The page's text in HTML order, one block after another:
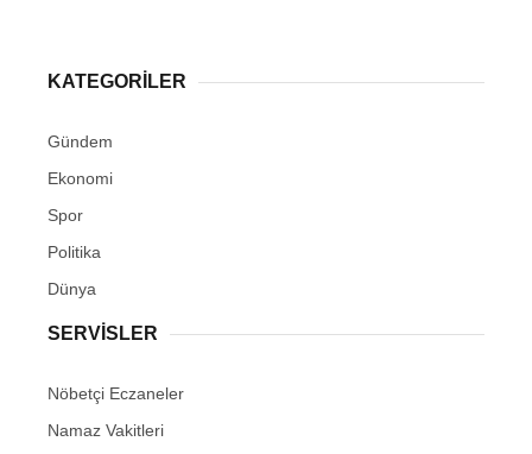
KATEGORİLER
Gündem
Ekonomi
Spor
Politika
Dünya
SERVİSLER
Nöbetçi Eczaneler
Namaz Vakitleri